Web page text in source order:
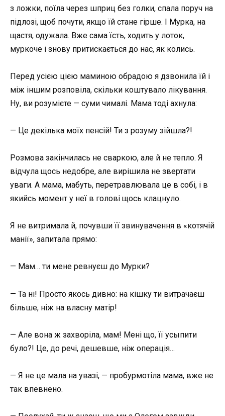
з ложки, поїла через шприц без голки, спала поруч на
підлозі, щоб почути, якщо їй стане гірше. І Мурка, на
щастя, одужала. Вже сама їсть, ходить у лоток,
муркоче і знову притискається до нас, як колись.
Перед усією цією маминою обрадою я дзвонила їй і
між іншим розповіла, скільки коштувало лікування.
Ну, ви розумієте — суми чималі. Мама тоді ахнула:
— Це декілька моїх пенсій! Ти з розуму зійшла?!
Розмова закінчилась не сваркою, але й не тепло. Я
відчула щось недобре, але вирішила не звертати
уваги. А мама, мабуть, перетравлювала це в собі, і в
якийсь момент у неї в голові щось клацнуло.
Я не витримала й, почувши її звинувачення в «котячій
манії», запитала прямо:
— Мам… ти мене ревнуєш до Мурки?
— Та ні! Просто якось дивно: на кішку ти витрачаєш
більше, ніж на власну матір!
— Але вона ж захворіла, мам! Мені що, її усыпити
було?! Це, до речі, дешевше, ніж операція…
— Я не це мала на увазі, — пробурмотіла мама, вже не
так впевнено.